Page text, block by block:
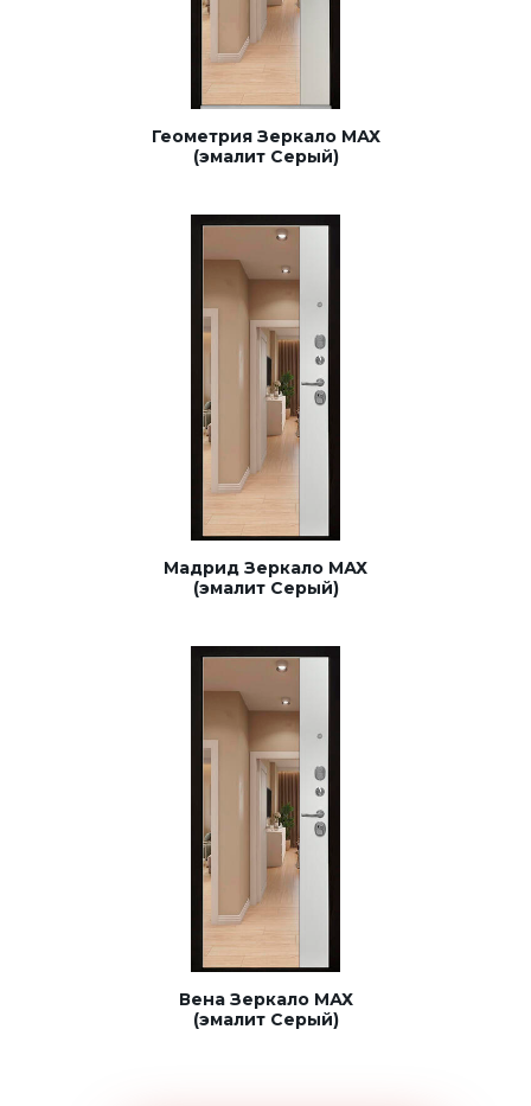
Геометрия Зеркало МАХ
(эмалит Серый)
Мадрид Зеркало МАХ
(эмалит Серый)
Вена Зеркало МАХ
(эмалит Серый)